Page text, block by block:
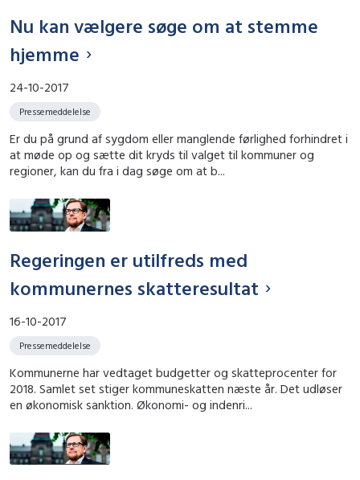
Nu kan vælgere søge om at stemme
hjemme
24-10-2017
Pressemeddelelse
Er du på grund af sygdom eller manglende førlighed forhindret i
at møde op og sætte dit kryds til valget til kommuner og
regioner, kan du fra i dag søge om at b...
Regeringen er utilfreds med
kommunernes skatteresultat
16-10-2017
Pressemeddelelse
Kommunerne har vedtaget budgetter og skatteprocenter for
2018. Samlet set stiger kommuneskatten næste år. Det udløser
en økonomisk sanktion. Økonomi- og indenri...